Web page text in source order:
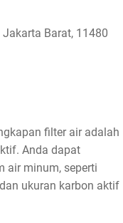
Barat, 11480
filter air adalah
Anda dapat
air minum, seperti
ukuran karbon aktif